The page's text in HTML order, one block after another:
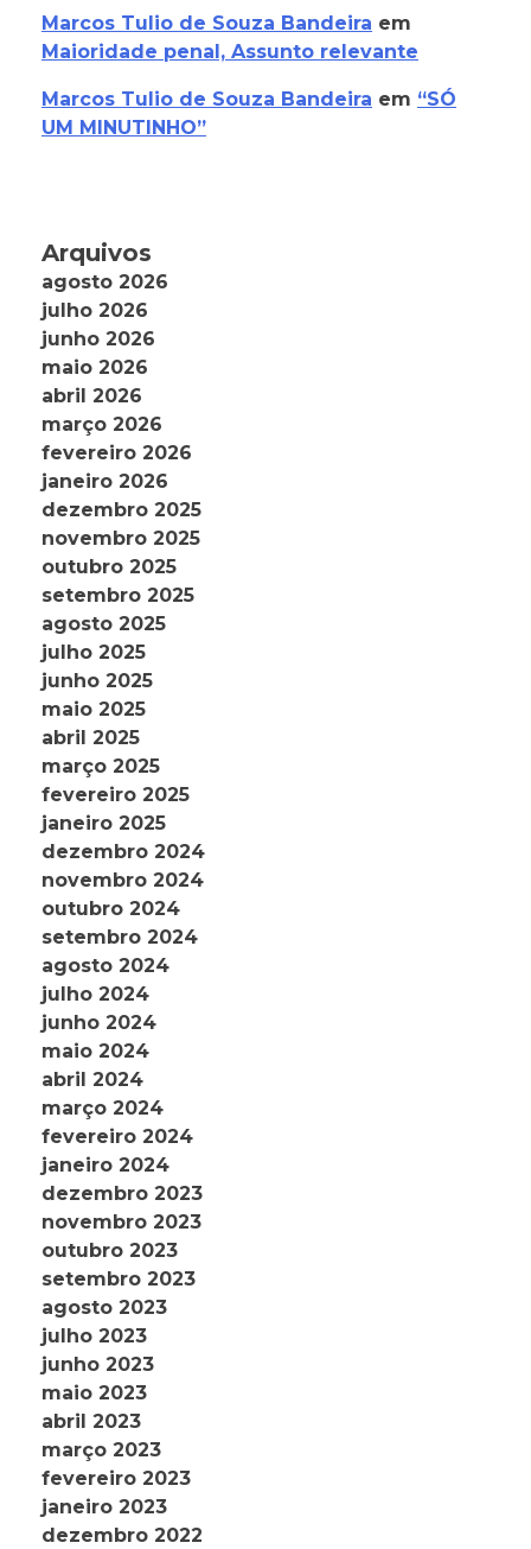
Marcos Tulio de Souza Bandeira em
Maioridade penal, Assunto relevante
Marcos Tulio de Souza Bandeira em “SÓ
UM MINUTINHO”
Arquivos
agosto 2026
julho 2026
junho 2026
maio 2026
abril 2026
março 2026
fevereiro 2026
janeiro 2026
dezembro 2025
novembro 2025
outubro 2025
setembro 2025
agosto 2025
julho 2025
junho 2025
maio 2025
abril 2025
março 2025
fevereiro 2025
janeiro 2025
dezembro 2024
novembro 2024
outubro 2024
setembro 2024
agosto 2024
julho 2024
junho 2024
maio 2024
abril 2024
março 2024
fevereiro 2024
janeiro 2024
dezembro 2023
novembro 2023
outubro 2023
setembro 2023
agosto 2023
julho 2023
junho 2023
maio 2023
abril 2023
março 2023
fevereiro 2023
janeiro 2023
dezembro 2022